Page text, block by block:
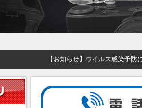
【お知らせ】ウイルス感染予防